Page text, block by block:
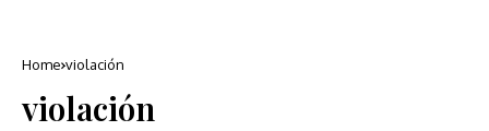
Home violación
violación